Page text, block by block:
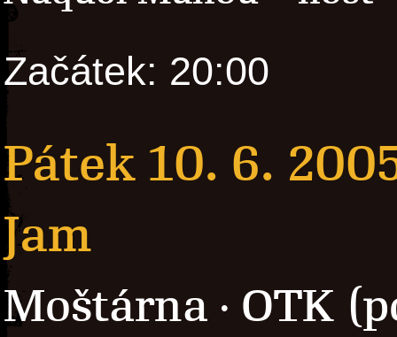
Začátek: 20:00
Pátek 10. 6.
Jam
Moštárna · OTK